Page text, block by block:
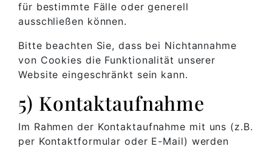
für bestimmte Fälle oder generell
ausschließen können.
Bitte beachten Sie, dass bei Nichtannahme
von Cookies die Funktionalität unserer
Website eingeschränkt sein kann.
5) Kontaktaufnahme
Im Rahmen der Kontaktaufnahme mit uns (z.B.
per Kontaktformular oder E-Mail) werden